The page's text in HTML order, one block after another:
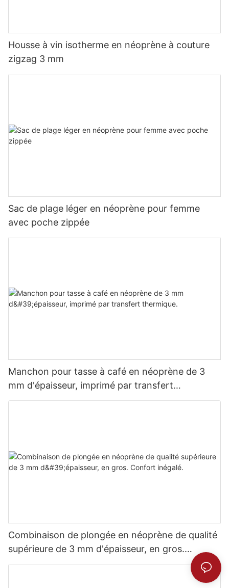
Housse à vin isotherme en néoprène à couture
zigzag 3 mm
Sac de plage léger en néoprène pour femme
avec poche zippée
Manchon pour tasse à café en néoprène de 3
mm d'épaisseur, imprimé par transfert
thermique.
Combinaison de plongée en néoprène de qualité
supérieure de 3 mm d'épaisseur, en gros.
Confort inégalé.